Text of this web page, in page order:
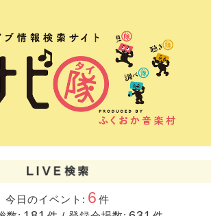
今日のイベント: 6 件